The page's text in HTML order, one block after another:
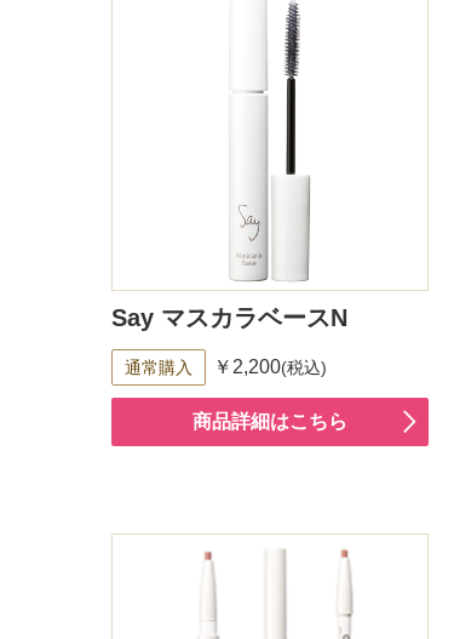
Say マスカラベースN
通常購入 ￥2,200(税込)
商品詳細はこちら